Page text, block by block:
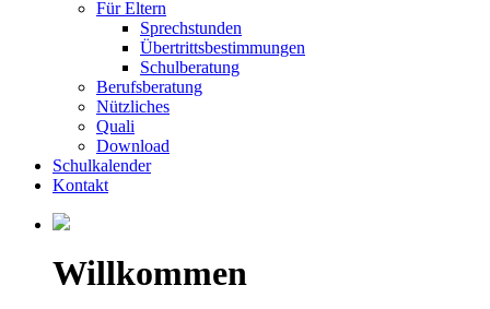
Für Eltern
Sprechstunden
Übertrittsbestimmungen
Schulberatung
Berufsberatung
Nützliches
Quali
Download
Schulkalender
Kontakt
Willkommen